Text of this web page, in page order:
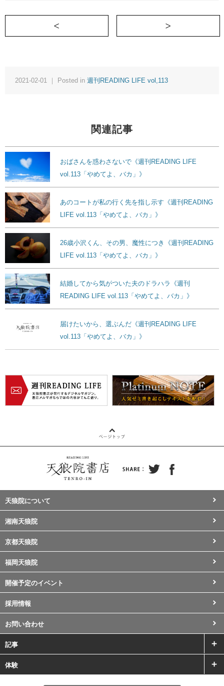
＜ 親を｢バカ｣呼ばわりしているあなた
2021-02-01 ｜ Posted in 週刊READING LIFE vol,113
関連記事
おばさんを惑わさないで《週刊READING LIFE
vol.113「やめてよ、バカ」》
あのコートが私の行く先を指し示す《週刊READING
LIFE vol.113「やめてよ、バカ」》
26歳小沢くん、その男、魔性につき《週刊READING
LIFE vol.113「やめてよ、バカ」》
結婚してから気がついた夫のドラハラ《週刊
READING LIFE vol.113「やめてよ、バカ」》
届けたいから、選ぶんだ《週刊READING LIFE
vol.113「やめてよ、バカ」》
天狼院について
湘南天狼院
京都天狼院
福岡天狼院
開催予定のイベント
採用情報
お問い合わせ
記事
体験